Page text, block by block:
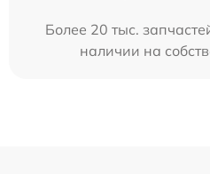
Более 20 тыс.
наличии на